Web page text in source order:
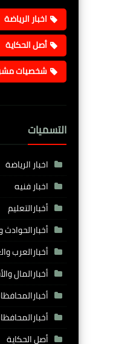
اخبار الرياضة
أصل الحكاية
شخصيات
التسميات
اخبار الرياضة
اخبار فنيه
أخبارالتعليم
أخبارالحوادث
أخبارالعرب
أخبارالمال
أصل الحكاية